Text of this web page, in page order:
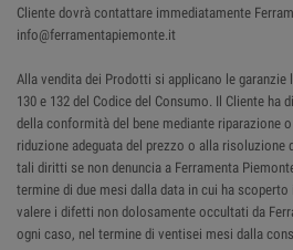
Cliente dovrà contattare immediatamente
info@ferramentapiemonte.it
Alla vendita dei Prodotti si applicano le
130 e 132 del Codice del Consumo. Il Cliente ha
della conformità del bene mediante riparazione
riduzione adeguata del prezzo o alla risoluzione
tali diritti se non denuncia a Ferramenta
termine di due mesi dalla data in cui ha
valere i difetti non dolosamente occultati da
ogni caso, nel termine di ventisei mesi dalla